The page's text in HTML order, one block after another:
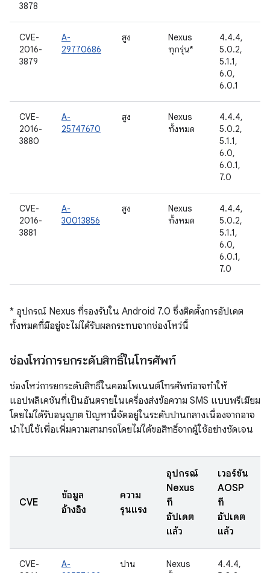
3878
CVE-
2016-
3879
A-
29770686
สูง
Nexus
ทุกรุ่น*
4.4.4,
5.0.2,
5.1.1,
6.0,
6.0.1
CVE-
2016-
3880
A-
25747670
สูง
Nexus
ทั้งหมด
4.4.4,
5.0.2,
5.1.1,
6.0,
6.0.1,
7.0
CVE-
2016-
3881
A-
30013856
สูง
Nexus
ทั้งหมด
4.4.4,
5.0.2,
5.1.1,
6.0,
6.0.1,
7.0
* อุปกรณ์ Nexus ที่รองรับใน Android 7.0 ซึ่งติดตั้งการอัปเดต
ทั้งหมดที่มีอยู่จะไม่ได้รับผลกระทบจากช่องโหว่นี้
ช่องโหว่การยกระดับสิทธิ์ในโทรศัพท์
ช่องโหว่การยกระดับสิทธิ์ในคอมโพเนนต์โทรศัพท์อาจทำให้
แอปพลิเคชันที่เป็นอันตรายในเครื่องส่งข้อความ SMS แบบพรีเมียม
โดยไม่ได้รับอนุญาต ปัญหานี้จัดอยู่ในระดับปานกลางเนื่องจากอาจ
นำไปใช้เพื่อเพิ่มความสามารถโดยไม่ได้ขอสิทธิ์จากผู้ใช้อย่างชัดเจน
CVE
ข้อมูล
อ้างอิง
ความ
รุนแรง
อุปกรณ์
Nexus
ที่
อัปเดต
แล้ว
เวอร์ชัน
AOSP
ที่
อัปเดต
แล้ว
CVE-
A-
ปาน
Nexus
4.4.4,